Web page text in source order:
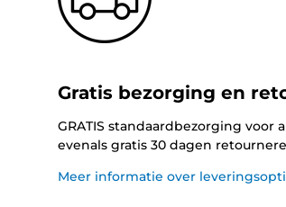
Gratis bezorging en
GRATIS standaardbezorging voor
evenals gratis 30 dagen
Meer informatie over